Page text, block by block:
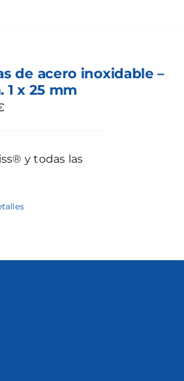
de acero inoxidable –
1 x 25 mm
y todas las